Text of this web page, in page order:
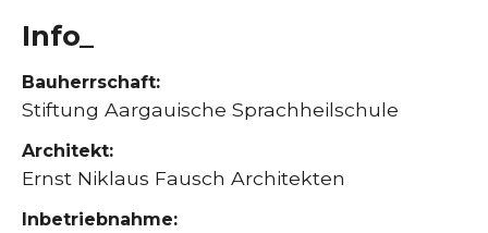
Info_
Bauherrschaft:
Stiftung Aargauische Sprachheilschule
Architekt:
Ernst Niklaus Fausch Architekten
Inbetriebnahme: